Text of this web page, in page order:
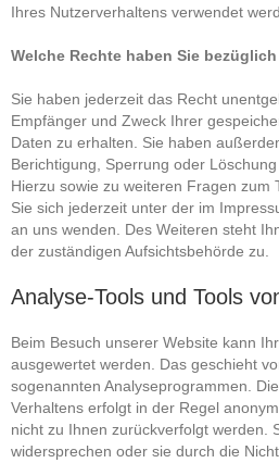
Ihres Nutzerverhaltens verwendet
Welche Rechte haben Sie
Sie haben jederzeit das Recht
Empfänger und Zweck Ihrer
Daten zu erhalten. Sie haben
Berichtigung, Sperrung oder
Hierzu sowie zu weiteren Fragen zum
Sie sich jederzeit unter der im
an uns wenden. Des Weiteren steht
der zuständigen Aufsichtsbehörde zu.
Analyse-Tools und Tools
Beim Besuch unserer Website kann
ausgewertet werden. Das geschieht
sogenannten Analyseprogrammen.
Verhaltens erfolgt in der Regel
nicht zu Ihnen zurückverfolgt werden.
widersprechen oder sie durch die